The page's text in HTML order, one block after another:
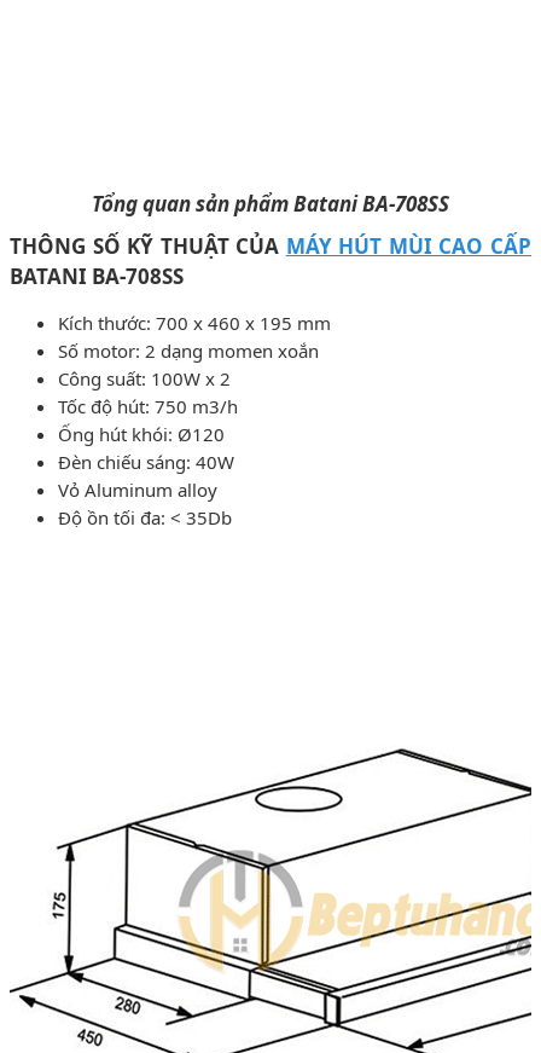
Tổng quan sản phẩm Batani BA-708SS
THÔNG SỐ KỸ THUẬT CỦA MÁY HÚT MÙI CAO CẤP
BATANI BA-708SS
Kích thước: 700 x 460 x 195 mm
Số motor: 2 dạng momen xoắn
Công suất: 100W x 2
Tốc độ hút: 750 m3/h
Ống hút khói: Ø120
Đèn chiếu sáng: 40W
Vỏ Aluminum alloy
Độ ồn tối đa: < 35Db